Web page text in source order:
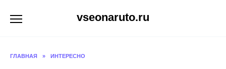
vseonaruto.ru
ГЛАВНАЯ » ИНТЕРЕСНО